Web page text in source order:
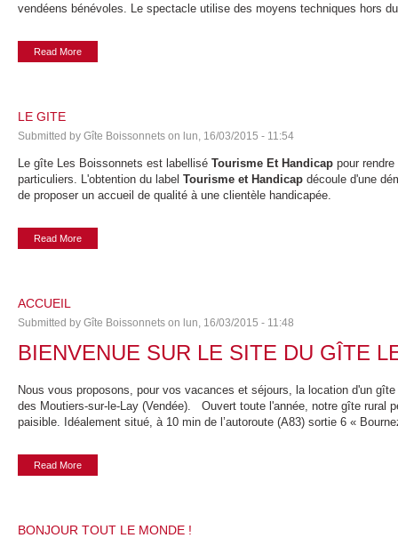
vendéens bénévoles. Le spectacle utilise des moyens techniques hors
Read More
LE GITE
Submitted by Gîte Boissonnets on lun, 16/03/2015 - 11:54
Le gîte Les Boissonnets est labellisé Tourisme Et Handicap pour
particuliers. L'obtention du label Tourisme et Handicap découle d'une
de proposer un accueil de qualité à une clientèle handicapée.
Read More
ACCUEIL
Submitted by Gîte Boissonnets on lun, 16/03/2015 - 11:48
BIENVENUE SUR LE SITE DU GÎTE
Nous vous proposons, pour vos vacances et séjours, la location d'un
des Moutiers-sur-le-Lay (Vendée). Ouvert toute l'année, notre gîte rural
paisible. Idéalement situé, à 10 min de l’autoroute (A83) sortie 6 «
Read More
BONJOUR TOUT LE MONDE !